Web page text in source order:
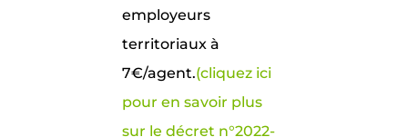
employeurs
territoriaux à
7€/agent.(cliquez ici
pour en savoir plus
sur le décret n°2022-